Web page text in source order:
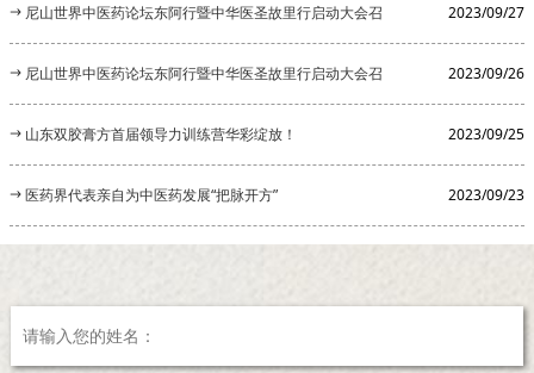
尼山世界中医药论坛东阿行暨中华医圣故里行启动大会召
开
2023/09/27
尼山世界中医药论坛东阿行暨中华医圣故里行启动大会召
开
2023/09/26
山东双胶膏方首届领导力训练营华彩绽放！ 2023/09/25
医药界代表亲自为中医药发展“把脉开方” 2023/09/23